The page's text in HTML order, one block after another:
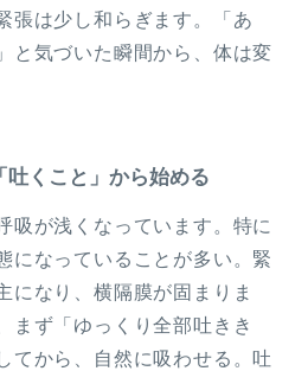
は少し和らぎます。「あ
と気づいた瞬間から、体は変
くこと」から始める
吸が浅くなっています。特に
になっていることが多い。緊
になり、横隔膜が固まりま
まず「ゆっくり全部吐きき
てから、自然に吸わせる。吐